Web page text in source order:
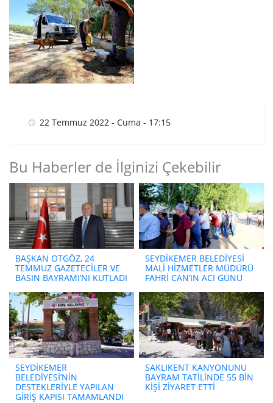
22 Temmuz 2022 - Cuma - 17:15
Bu Haberler de İlginizi Çekebilir
BAŞKAN OTGÖZ, 24
TEMMUZ GAZETECİLER VE
BASIN BAYRAMI’NI KUTLADI
SEYDİKEMER BELEDİYESİ
MALİ HİZMETLER MÜDÜRÜ
FAHRİ CAN’IN ACI GÜNÜ
SEYDİKEMER
BELEDİYESİ’NİN
DESTEKLERİYLE YAPILAN
GİRİŞ KAPISI TAMAMLANDI
SAKLIKENT KANYONUNU
BAYRAM TATİLİNDE 55 BİN
KİŞİ ZİYARET ETTİ